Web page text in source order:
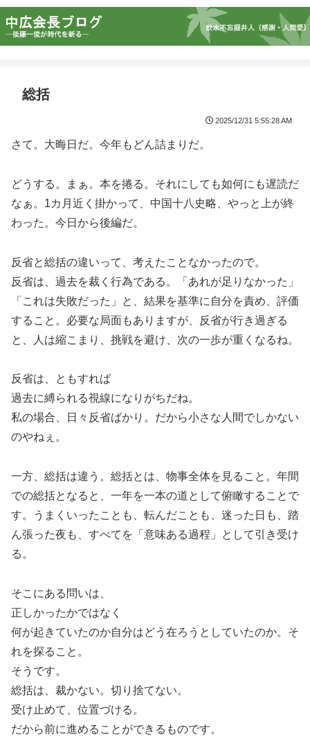
総括
2025/12/31 5:55:28 AM
さて。大晦日だ。今年もどん詰まりだ。
どうする。まぁ。本を捲る。それにしても如何にも遅読だ
なぁ。1カ月近く掛かって、中国十八史略、やっと上が終
わった。今日から後編だ。
反省と総括の違いって、考えたことなかったので。
反省は、過去を裁く行為である。「あれが足りなかった」
「これは失敗だった」と、結果を基準に自分を責め、評価
すること。必要な局面もありますが、反省が行き過ぎる
と、人は縮こまり、挑戦を避け、次の一歩が重くなるね。
反省は、ともすれば
過去に縛られる視線になりがちだね。
私の場合、日々反省ばかり。だから小さな人間でしかない
のやねぇ。
一方、総括は違う。総括とは、物事全体を見ること。年間
での総括となると、一年を一本の道として俯瞰することで
す。うまくいったことも、転んだことも、迷った日も、踏
ん張った夜も、すべてを「意味ある過程」として引き受け
る。
そこにある問いは、
正しかったかではなく
何が起きていたのか自分はどう在ろうとしていたのか。そ
れを探ること。
そうです。
総括は、裁かない。切り捨てない。
受け止めて、位置づける。
だから前に進めることができるものです。